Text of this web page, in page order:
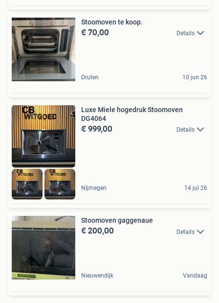
Stoomoven te koop.
€ 70,00 Details
Druten 10 jun 26
Luxe Miele hogedruk Stoomoven
DG4064
€ 999,00 Details
Nijmegen 14 jul 26
Stoomoven gaggenaue
€ 200,00 Details
Nieuwendijk Vandaag